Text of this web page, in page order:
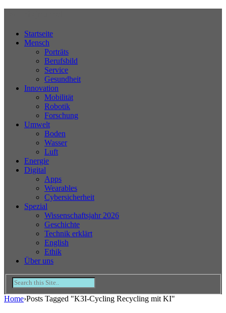
Startseite
Mensch
Porträts
Berufsbild
Service
Gesundheit
Innovation
Mobilität
Robotik
Forschung
Umwelt
Boden
Wasser
Luft
Energie
Digital
Apps
Wearables
Cybersicherheit
Spezial
Wissenschaftsjahr 2026
Geschichte
Technik erklärt
English
Ethik
Über uns
Home›Posts Tagged "K3I-Cycling Recycling mit KI"